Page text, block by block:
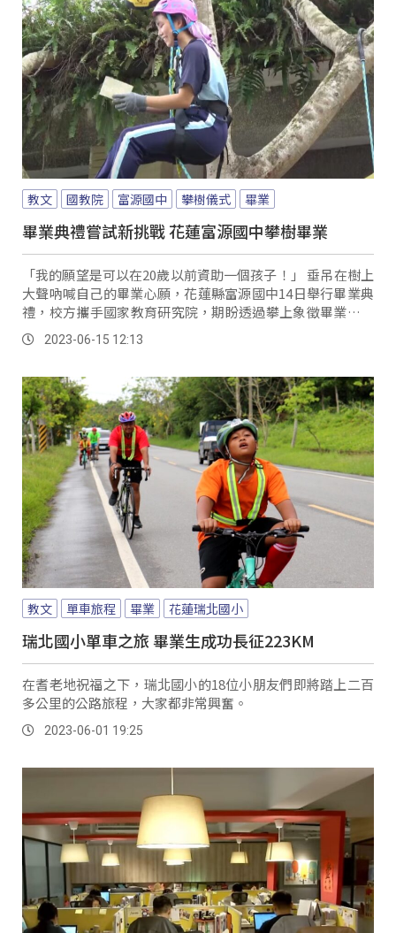
教文 國教院 富源國中 攀樹儀式 畢業
畢業典禮嘗試新挑戰 花蓮富源國中攀樹畢業
「我的願望是可以在20歲以前資助一個孩子！」 垂吊在樹上
大聲吶喊自己的畢業心願，花蓮縣富源國中14日舉行畢業典
禮，校方攜手國家教育研究院，期盼透過攀上象徵畢業季節
的鳳凰樹，讓學生上樹大喊說出自己未來的願景，也讓學生
學習勇於嘗試、挑戰新的事物。
2023-06-15 12:13
教文 單車旅程 畢業 花蓮瑞北國小
瑞北國小單車之旅 畢業生成功長征223KM
在耆老地祝福之下，瑞北國小的18位小朋友們即將踏上二百
多公里的公路旅程，大家都非常興奮。
2023-06-01 19:25